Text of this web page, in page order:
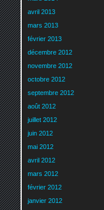
avril 2013
mars 2013
février 2013
décembre 2012
novembre 2012
octobre 2012
septembre 2012
août 2012
juillet 2012
juin 2012
mai 2012
avril 2012
mars 2012
février 2012
janvier 2012